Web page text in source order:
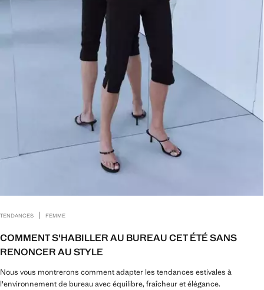
TENDANCES | FEMME
COMMENT S'HABILLER AU BUREAU CET ÉTÉ SANS
RENONCER AU STYLE
Nous vous montrerons comment adapter les tendances estivales à
l'environnement de bureau avec équilibre, fraîcheur et élégance.